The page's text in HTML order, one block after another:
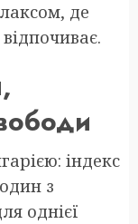
де
індекс
з
однієї